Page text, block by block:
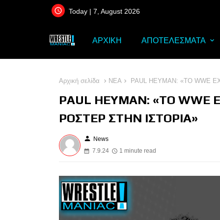
Today | 7, August 2026
ΑΡΧΙΚΗ ΑΠΟΤΕΛΕΣΜΑΤΑ
Αρχική σελίδα ΝΕΑ PAUL HEYMAN: «ΤΟ
PAUL HEYMAN: «ΤΟ
ΡΟΣΤΕΡ ΣΤΗΝ ΙΣΤΟΡΙΑ»
person News
7.9.24
1 minute read